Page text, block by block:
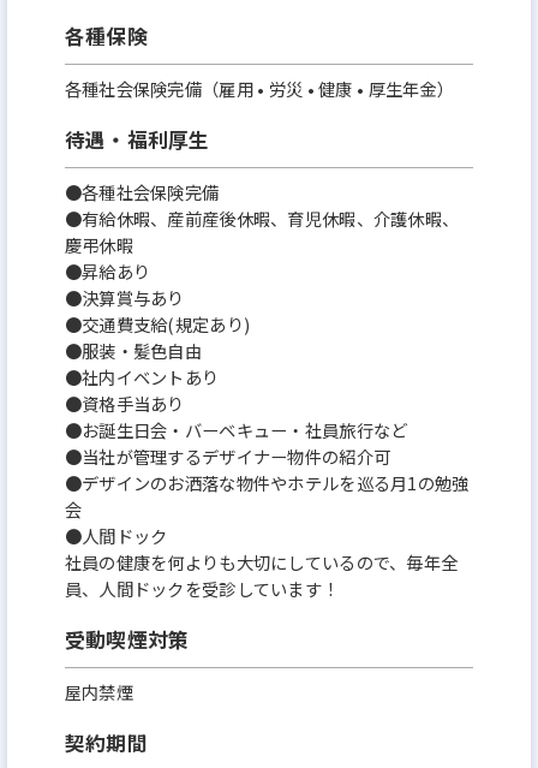
各種保険
各種社会保険完備（雇用 • 労災 • 健康 • 厚生年金）
待遇・福利厚生
●各種社会保険完備
●有給休暇、産前産後休暇、育児休暇、介護休暇、
慶弔休暇
●昇給あり
●決算賞与あり
●交通費支給(規定あり)
●服装・髪色自由
●社内イベントあり
●資格手当あり
●お誕生日会・バーベキュー・社員旅行など
●当社が管理するデザイナー物件の紹介可
●デザインのお洒落な物件やホテルを巡る月1の勉強
会
●人間ドック
社員の健康を何よりも大切にしているので、毎年全
員、人間ドックを受診しています！
受動喫煙対策
屋内禁煙
契約期間